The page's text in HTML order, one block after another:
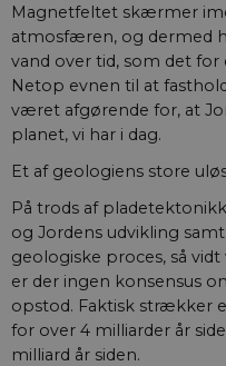
Magnetfeltet skærmer
atmosfæren, og dermed
vand over tid, som det
Netop evnen til at
været afgørende for, at
planet, vi har i dag.
Et af geologiens store
På trods af
og Jordens udvikling
geologiske proces, så
er der ingen konsensus
opstod. Faktisk strækker
for over 4 milliarder år
milliard år siden.